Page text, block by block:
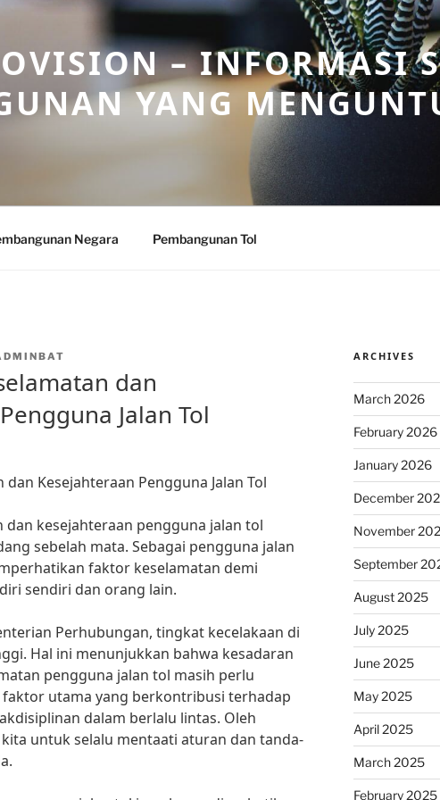
– INFORMASI
YANG
Negara Pembangunan Tol
dan
Jalan Tol
Kesejahteraan Pengguna Jalan Tol
dan kesejahteraan pengguna jalan tol
sebelah mata. Sebagai pengguna jalan
faktor keselamatan demi
sendiri dan orang lain.
Perhubungan, tingkat kecelakaan di
Hal ini menunjukkan bahwa kesadaran
pengguna jalan tol masih perlu
utama yang berkontribusi terhadap
dalam berlalu lintas. Oleh
untuk selalu mentaati aturan dan tanda-
ARCHIVES
March 2026
February 2026
January 2026
December
November
September
August 2025
July 2025
June 2025
May 2025
April 2025
March 2025
February 2025